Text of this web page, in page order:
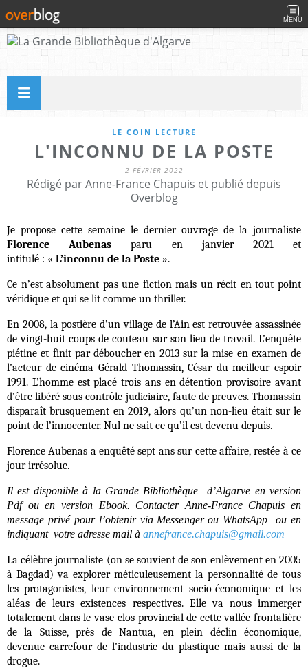
MENU
LE COIN LECTURE
L'INCONNU DE LA POSTE
2 FÉVRIER 2022
Rédigé par Anne-France Chapuis et publié depuis
Overblog
Je propose cette semaine le dernier ouvrage de la journaliste
Florence Aubenas paru en janvier 2021 et
intitulé : « L’inconnu de la Poste ».
Ce n’est absolument pas une fiction mais un récit en tout point
véridique et qui se lit comme un thriller.
En 2008, la postière d’un village de l’Ain est retrouvée assassinée
de vingt-huit coups de couteau sur son lieu de travail. L’enquête
piétine et finit par déboucher en 2013 sur la mise en examen de
l’acteur de cinéma Gérald Thomassin, César du meilleur espoir
1991. L’homme est placé trois ans en détention provisoire avant
d’être libéré sous contrôle judiciaire, faute de preuves. Thomassin
disparaît brusquement en 2019, alors qu’un non-lieu était sur le
point de l’innocenter. Nul ne sait ce qu’il est devenu depuis.
Florence Aubenas a enquêté sept ans sur cette affaire, restée à ce
jour irrésolue.
Il est disponible à la Grande Bibliothèque d’Algarve en version
Pdf ou en version Ebook. Contacter Anne-France Chapuis en
message privé pour l’obtenir via Messenger ou WhatsApp ou en
indiquant votre adresse mail à annefrance.chapuis@gmail.com
La célèbre journaliste (on se souvient de son enlèvement en 2005
à Bagdad) va explorer méticuleusement la personnalité de tous
les protagonistes, leur environnement socio-économique et les
aléas de leurs existences respectives. Elle va nous immerger
totalement dans le vase-clos provincial de cette vallée frontalière
de la Suisse, près de Nantua, en plein déclin économique,
devenue carrefour de l’industrie du plastique mais aussi de la
drogue.